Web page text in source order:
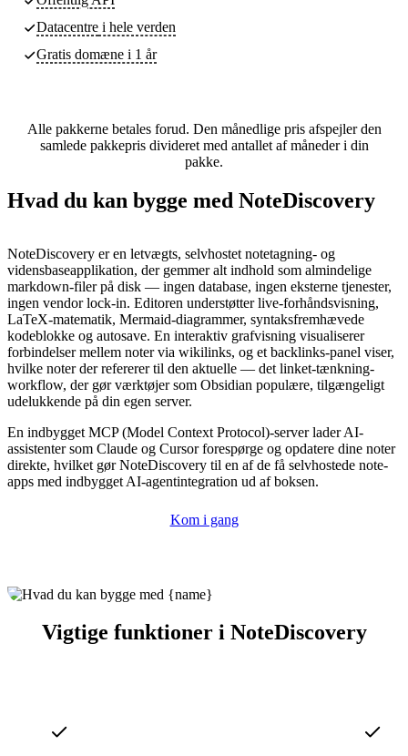
Datacentre i hele verden
Gratis domæne i 1 år
Alle pakkerne betales forud. Den månedlige pris afspejler den
samlede pakkepris divideret med antallet af måneder i din
pakke.
Hvad du kan bygge med NoteDiscovery
NoteDiscovery er en letvægts, selvhostet notetagning- og
vidensbaseapplikation, der gemmer alt indhold som almindelige
markdown-filer på disk — ingen database, ingen eksterne tjenester,
ingen vendor lock-in. Editoren understøtter live-forhåndsvisning,
LaTeX-matematik, Mermaid-diagrammer, syntaksfremhævede
kodeblokke og autosave. En interaktiv grafvisning visualiserer
forbindelser mellem noter via wikilinks, og et backlinks-panel viser,
hvilke noter der refererer til den aktuelle — det linket-tænkning-
workflow, der gør værktøjer som Obsidian populære, tilgængeligt
udelukkende på din egen server.
En indbygget MCP (Model Context Protocol)-server lader AI-
assistenter som Claude og Cursor forespørge og opdatere dine noter
direkte, hvilket gør NoteDiscovery til en af de få selvhostede note-
apps med indbygget AI-agentintegration ud af boksen.
Kom i gang
Vigtige funktioner i NoteDiscovery